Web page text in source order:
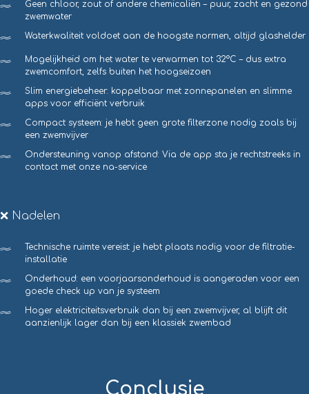
Geen chloor, zout of andere chemicaliën – puur, zacht en gezond
zwemwater
Waterkwaliteit voldoet aan de hoogste normen, altijd glashelder
Mogelijkheid om het water te verwarmen tot 32°C – dus extra
zwemcomfort, zelfs buiten het hoogseizoen
Slim energiebeheer: koppelbaar met zonnepanelen en slimme
apps voor efficiënt verbruik
Compact systeem: je hebt geen grote filterzone nodig zoals bij
een zwemvijver
Ondersteuning vanop afstand: Via de app sta je rechtstreeks in
contact met onze na-service
❌ Nadelen
Technische ruimte vereist: je hebt plaats nodig voor de filtratie-
installatie
Onderhoud: een voorjaarsonderhoud is aangeraden voor een
goede check up van je systeem
Hoger elektriciteitsverbruik dan bij een zwemvijver, al blijft dit
aanzienlijk lager dan bij een klassiek zwembad
Conclusie